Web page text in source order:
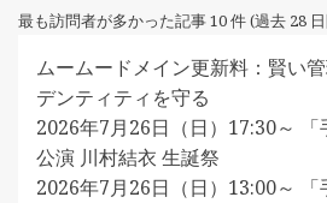
最も訪問者が多かった記事 10 件 (過去 28
ムームードメイン更新料：賢い
デンティティを守る
2026年7月26日（日）17:30～ 「
公演 川村結衣 生誕祭
2026年7月26日（日）13:00～ 「